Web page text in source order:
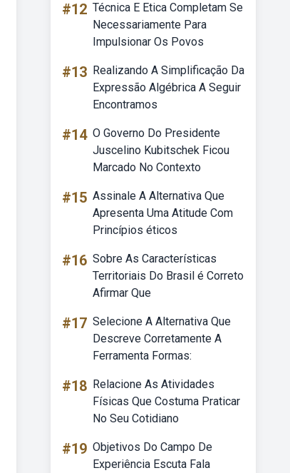
#12 Técnica E Etica Completam Se
Necessariamente Para
Impulsionar Os Povos
#13 Realizando A Simplificação Da
Expressão Algébrica A Seguir
Encontramos
#14 O Governo Do Presidente
Juscelino Kubitschek Ficou
Marcado No Contexto
#15 Assinale A Alternativa Que
Apresenta Uma Atitude Com
Princípios éticos
#16 Sobre As Características
Territoriais Do Brasil é Correto
Afirmar Que
#17 Selecione A Alternativa Que
Descreve Corretamente A
Ferramenta Formas:
#18 Relacione As Atividades
Físicas Que Costuma Praticar
No Seu Cotidiano
#19 Objetivos Do Campo De
Experiência Escuta Fala